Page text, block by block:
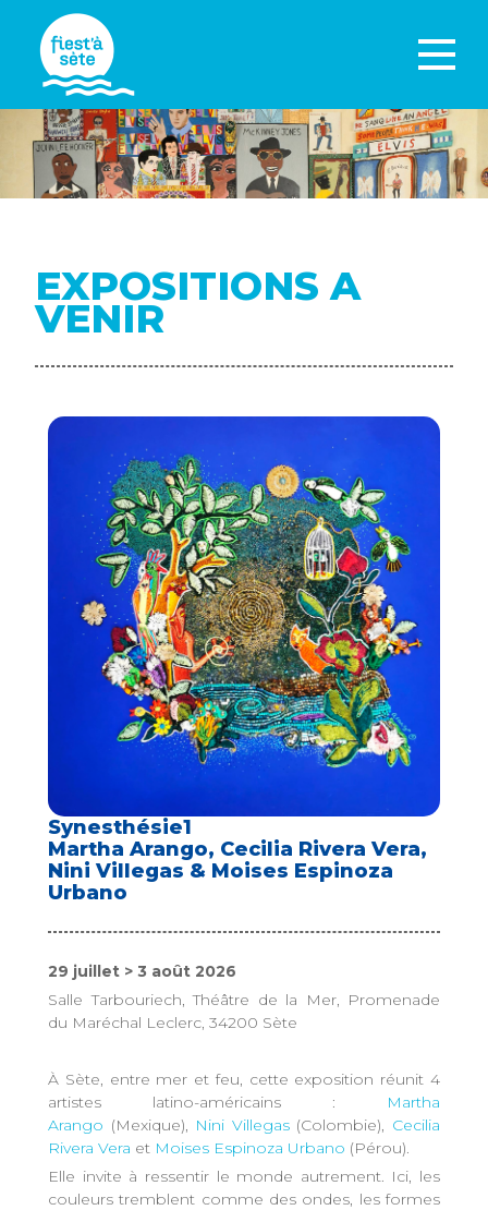
EXPOSITIONS A
VENIR
Synesthésie1
Martha Arango, Cecilia Rivera Vera,
Nini Villegas & Moises Espinoza
Urbano
29 juillet > 3 août 2026
Salle Tarbouriech, Théâtre de la Mer, Promenade
du Maréchal Leclerc, 34200 Sète
À Sète, entre mer et feu, cette exposition réunit 4
artistes latino-américains :
Martha
Arango (Mexique), Nini Villegas(Colombie), Cecilia
Rivera Vera et Moises Espinoza Urbano (Pérou).
Elle invite à ressentir le monde autrement. Ici, les
couleurs tremblent comme des ondes, les formes